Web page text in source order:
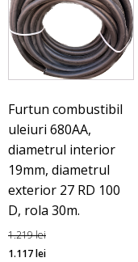
Furtun combustibil
uleiuri 680AA,
diametrul interior
19mm, diametrul
exterior 27 RD 100
D, rola 30m.
1.219lei
Prețul
1.117leiPrețul